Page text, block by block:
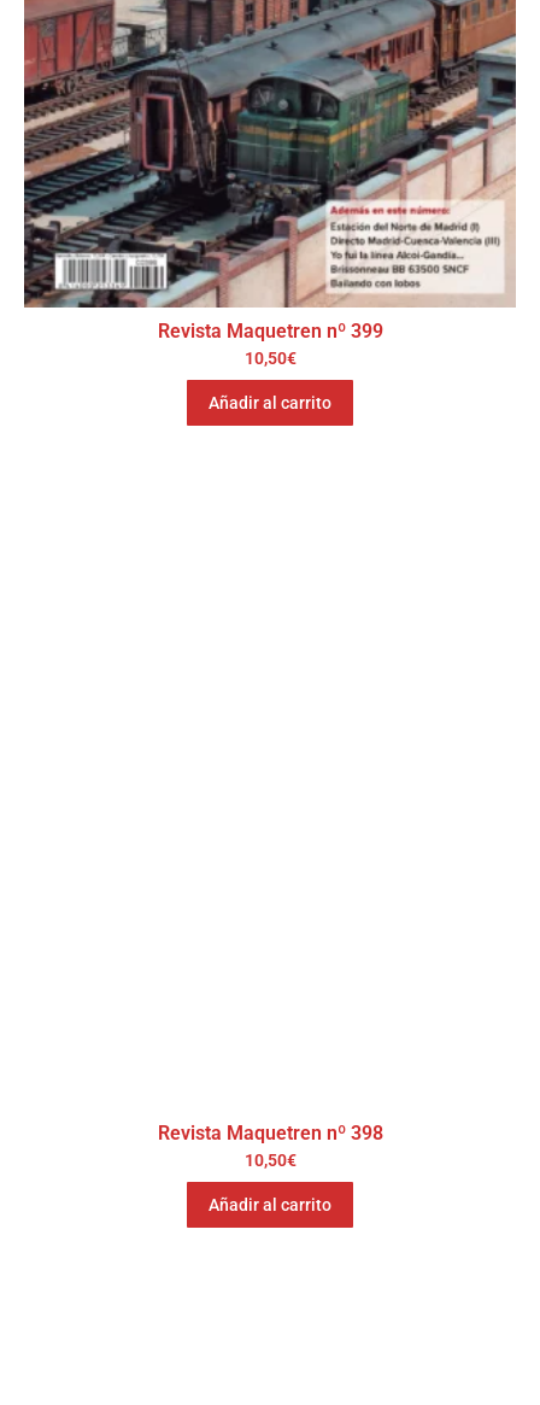
Revista Maquetren nº 399
10,50€
Añadir al carrito
Revista Maquetren nº 398
10,50€
Añadir al carrito